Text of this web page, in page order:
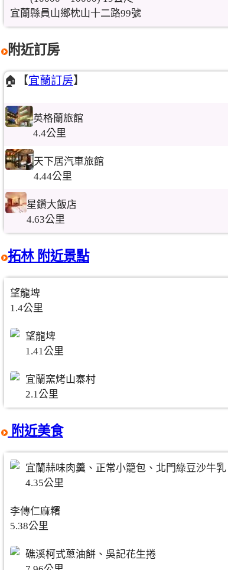
宜蘭縣員山鄉枕山十二路99號
附近訂房
🏠【宜蘭訂房】
英格蘭旅館
4.4公里
天下居汽車旅館
4.44公里
星鑽大飯店
4.63公里
拓林 附近景點
望龍埤
1.4公里
望龍埤
1.41公里
宜蘭窯烤山寨村
2.1公里
附近美食
宜蘭蒜味肉羹、正常小籠包、北門綠豆沙牛乳
4.35公里
李傳仁麻糬
5.38公里
礁溪柯式蔥油餅、吳記花生捲